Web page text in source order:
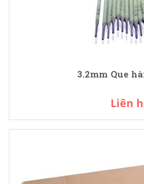
3.2mm Que
Liên